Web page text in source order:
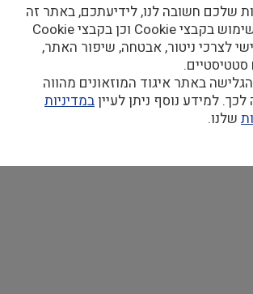
של המוזאון:
שלכם חשובה לנו, לידיעתכם, באתר זה
נעשה שימוש בקבצי Cookie וכן בקבצי Cookie
לצרכי ניטור, אבטחה, שיפור האתר,
סטטיסטיים.
באתר איגוד המוזאונים מהווה
למידע נוסף ניתן לעייןבמדיניות
שלנו.